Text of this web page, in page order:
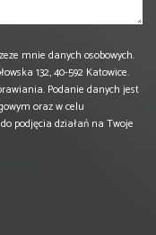
mnie danych osobowych.
132, 40-592 Katowice.
Podanie danych jest
oraz w celu
podjęcia działań na Twoje